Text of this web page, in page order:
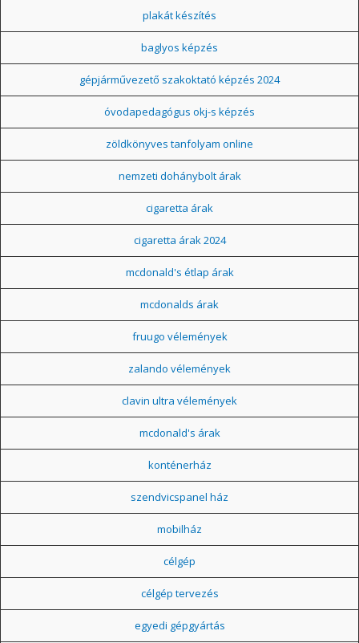
plakát készítés
baglyos képzés
gépjárművezető szakoktató képzés 2024
óvodapedagógus okj-s képzés
zöldkönyves tanfolyam online
nemzeti dohánybolt árak
cigaretta árak
cigaretta árak 2024
mcdonald's étlap árak
mcdonalds árak
fruugo vélemények
zalando vélemények
clavin ultra vélemények
mcdonald's árak
konténerház
szendvicspanel ház
mobilház
célgép
célgép tervezés
egyedi gépgyártás